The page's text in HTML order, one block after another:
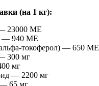
(на 1 кг):
23000 МЕ
— 940 МЕ
токоферол) — 650 МЕ
300 мг
мг
— 2200 мг